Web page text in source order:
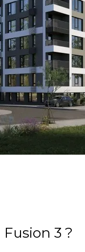
Fusion 3 ?